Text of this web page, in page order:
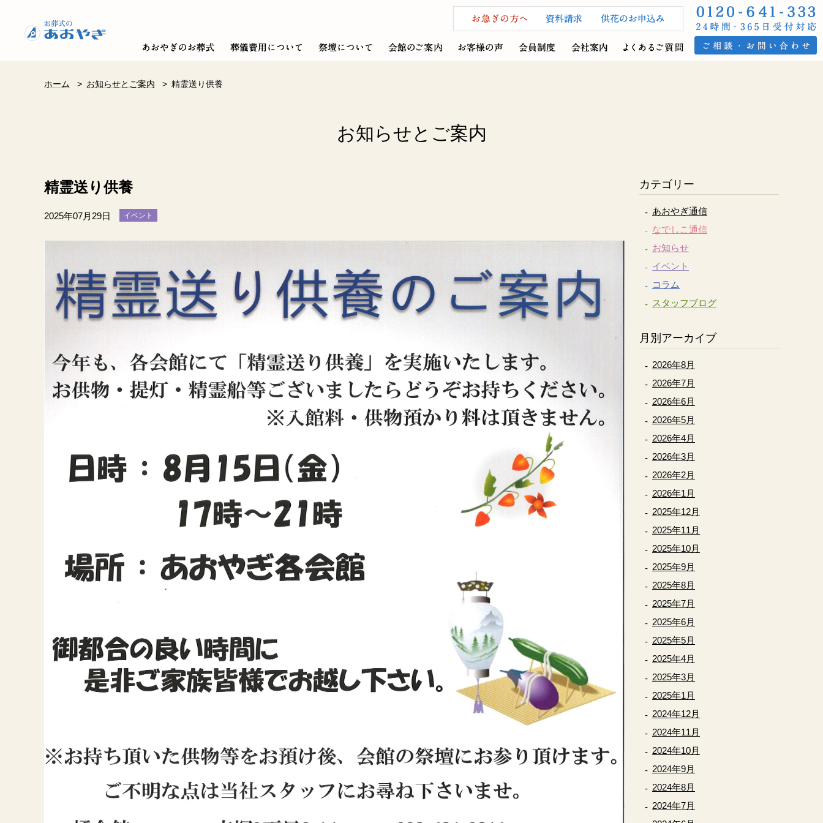
ホーム > お知らせとご案内 > 精霊送り供養
お知らせとご案内
精霊送り供養
2025年07月29日 イベント
カテゴリー
あおやぎ通信
なでしこ通信
お知らせ
イベント
コラム
スタッフブログ
月別アーカイブ
2026年8月
2026年7月
2026年6月
2026年5月
2026年4月
2026年3月
2026年2月
2026年1月
2025年12月
2025年11月
2025年10月
2025年9月
2025年8月
2025年7月
2025年6月
2025年5月
2025年4月
2025年3月
2025年1月
2024年12月
2024年11月
2024年10月
2024年9月
2024年8月
2024年7月